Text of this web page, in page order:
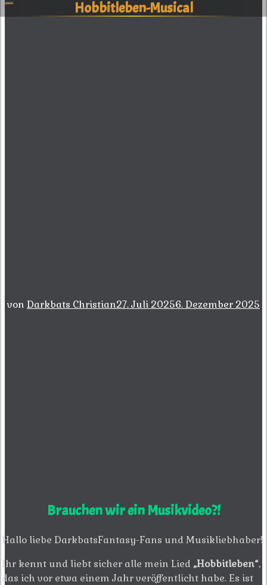
Hobbitleben-Musical
von Darkbats Christian27. Juli 20256. Dezember 2025
Brauchen wir ein Musikvideo?!
Hallo liebe DarkbatsFantasy-Fans und Musikliebhaber!
Ihr kennt und liebt sicher alle mein Lied „Hobbitleben“,
das ich vor etwa einem Jahr veröffentlicht habe. Es ist